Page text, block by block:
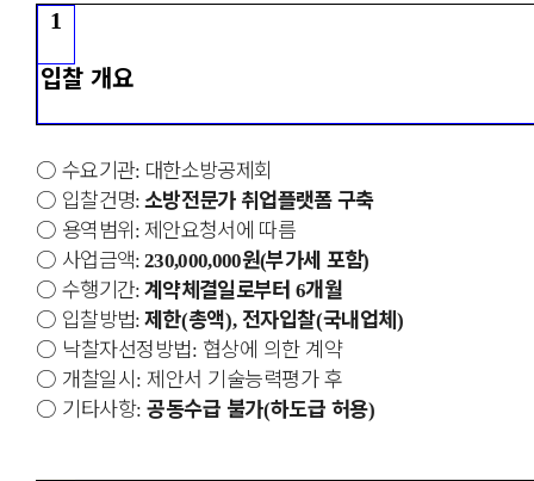
1
입찰 개요
○ 수요기관: 대한소방공제회
○ 입찰건명: 소방전문가 취업플랫폼 구축
○ 용역범위:제안요청서에 따름
○ 사업금액:230,000,000원(부가세 포함)
○ 수행기간:계약체결일로부터6개월
○ 입찰방법:제한(총액), 전자입찰(국내업체)
○ 낙찰자선정방법: 협상에 의한 계약
○ 개찰일시: 제안서 기술능력평가 후
○ 기타사항: 공동수급 불가(하도급 허용)